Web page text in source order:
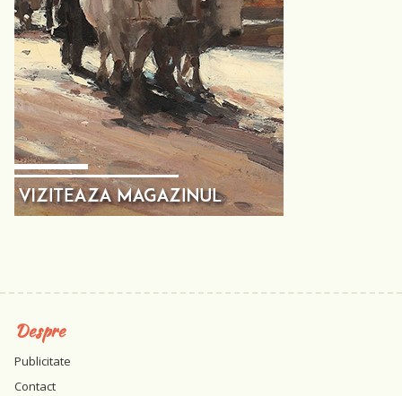
Despre
Publicitate
Contact